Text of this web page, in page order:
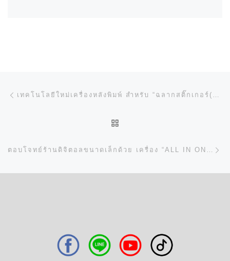
การนำทางของเรื่อง เทคโนโลยีใหม่เครื่องหลังพิมพ์ สำหรับ “ฉลากสติ๊กเกอร์(STICKER LABEL)” สะดวก ครบ จบในเครื่องเดียว
ตอบโจทย์ร้านดิจิตอลขนาดเล็กด้วย เครื่อง “ALL IN ONE DIGITAL LABEL FINISHING”